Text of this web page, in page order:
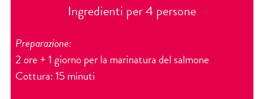
Ingredienti per 4 persone
Preparazione:
2 ore + 1 giorno per la marinatura del salmone
Cottura: 15 minuti